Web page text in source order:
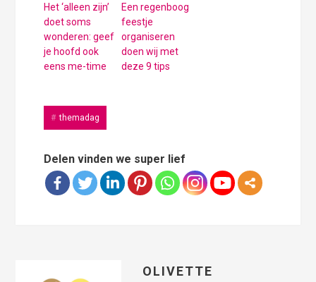
Het ‘alleen zijn’
doet soms
wonderen: geef
je hoofd ook
eens me-time
Een regenboog
feestje
organiseren
doen wij met
deze 9 tips
themadag
Delen vinden we super lief
OLIVETTE